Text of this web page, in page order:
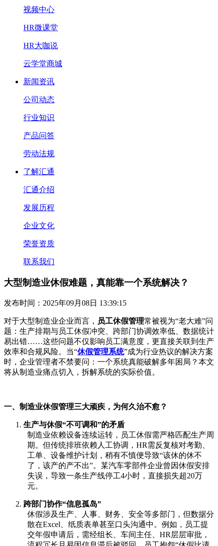
视频中心
HR微课堂
HR大咖说
云学堂商城
新闻资讯
公司动态
行业知识
产品问答
劳动法规
了解汇通
汇通介绍
发展历程
企业文化
荣誉资质
联系我们
大型制造业休假难题，真能靠一个系统解决？
发布时间：2025年09月08日 13:39:15
对于大型制造业企业而言， 员工休假管理常被视为“老大难”问
题：生产排期与员工休假冲突、跨部门协调效率低、数据统计
易出错……这些问题不仅影响员工满意度，更直接关联到生产
效率和合规风险。当“休假管理系统”成为行业热议的解决方案
时，企业管理者不禁要问：一个系统真能破解多年困局？本文
将从制造业痛点切入，拆解系统的实际价值。
一、制造业休假管理三大顽疾，为何久治不愈？
1. 生产与休假“不可调和”的矛盾
制造业依赖设备连续运转，员工休假需严格匹配生产周
期。但传统排班依赖人工协调， HR需反复核对考勤、
工单、设备维护计划，稍有不慎便导致“该休的休不
了，该产的产不出”。某汽车零部件企业曾因休假安排
失误，导致一条生产线停工4小时，直接损失超20万
元。
2. 跨部门协作“信息孤岛”
休假涉及生产、人事、财务、安全等多部门，但数据分
散在Excel、纸质表单甚至口头沟通中。例如，员工提
交年假申请后，需经组长、车间主任、HR层层审批，